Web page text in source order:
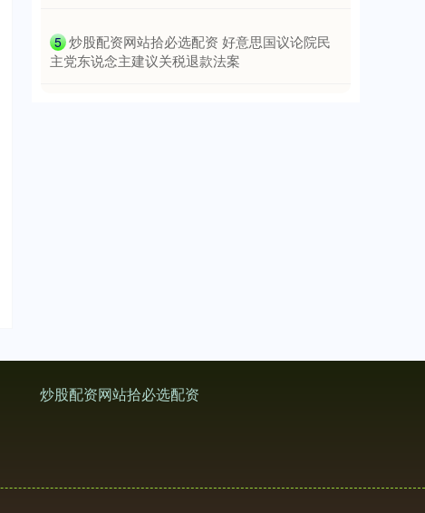
5 ​炒股配资网站拾必选配资 好意思国议论院民
主党东说念主建议关税退款法案
炒股配资网站拾必选配资